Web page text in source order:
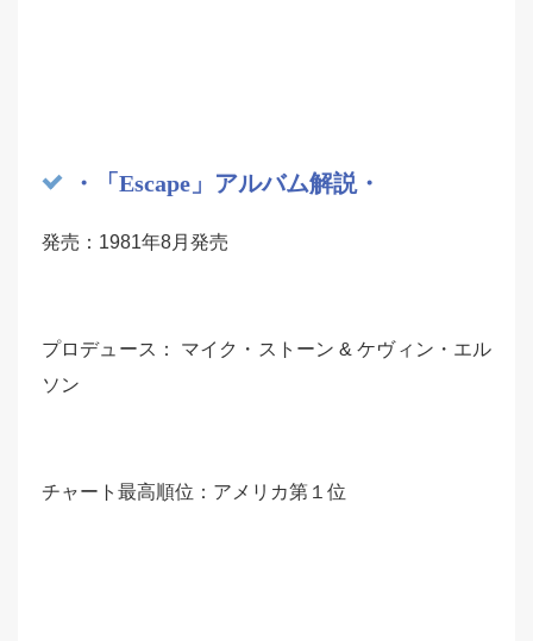
・「Escape」アルバム解説・
発売：1981年8月発売
プロデュース： マイク・ストーン & ケヴィン・エル
ソン
チャート最高順位：アメリカ第１位